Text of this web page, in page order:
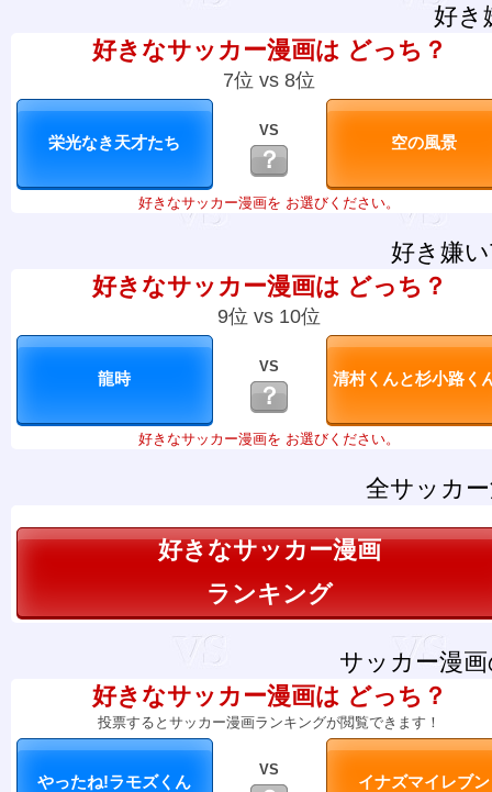
好き
好きなサッカー漫画は どっち？
7位 vs 8位
VS
？
好きなサッカー漫画を お選びください。
好き嫌
好きなサッカー漫画は どっち？
9位 vs 10位
VS
？
好きなサッカー漫画を お選びください。
全サッカ
好きなサッカー漫画
ランキング
サッカー漫
好きなサッカー漫画は どっち？
投票するとサッカー漫画ランキングが閲覧できます！
VS